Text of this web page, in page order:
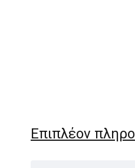
Επιπλέον